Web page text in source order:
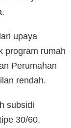
upaya
program rumah
Perumahan
rendah.
subsidi
30/60.